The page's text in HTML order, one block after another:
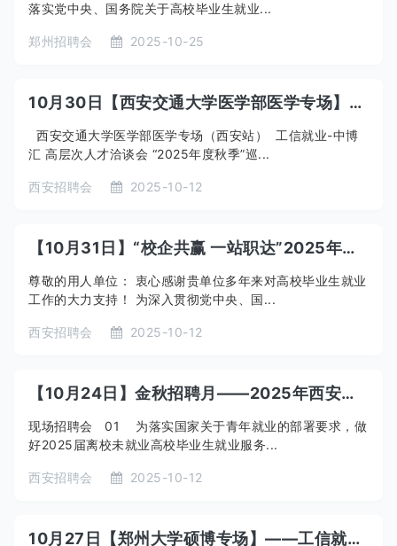
落实党中央、国务院关于高校毕业生就业...
郑州招聘会 2025-10-25
10月30日【西安交通大学医学部医学专场】——工信就业-中博汇高层次人才洽谈会“2025年度秋季”巡回招聘会（西安站）
西安交通大学医学部医学专场（西安站） 工信就业-中博
汇 高层次人才洽谈会 “2025年度秋季”巡...
西安招聘会 2025-10-12
【10月31日】“校企共赢 一站职达”2025年西安高校毕业生秋季巡回招聘会——西安建筑科技大学华清学院站邀请函
尊敬的用人单位： 衷心感谢贵单位多年来对高校毕业生就业
工作的大力支持！ 为深入贯彻党中央、国...
西安招聘会 2025-10-12
【10月24日】金秋招聘月——2025年西安市高校毕业生巡回招聘会西安航空学院站（低空经济专场）
现场招聘会 01 为落实国家关于青年就业的部署要求，做
好2025届离校未就业高校毕业生就业服务...
西安招聘会 2025-10-12
10月27日【郑州大学硕博专场】——工信就业-中博汇高层次人才洽谈会“2025年度秋季”巡回招聘会